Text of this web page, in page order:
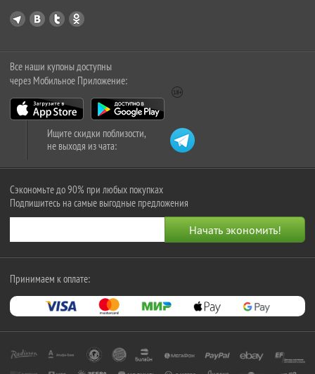
Все наши купоны доступны
через Мобильное Приложение:
Ищите скидки поблизости,
не выходя из чата:
Сэкономьте до 90% при любых покупках
Подпишитесь на самые выгодные предложения
Принимаем к оплате: